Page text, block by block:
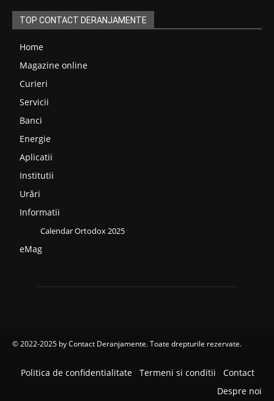
TOP CONTACT DERANJAMENTE
Home
Magazine online
Curieri
Servicii
Banci
Energie
Aplicatii
Institutii
Urări
Informatii
Calendar Ortodox 2025
eMag
© 2022-2025 byContact Deranjamente. Toate drepturile rezervate.
Politica de confidentialitate Termeni si conditii
Contact
Despre noi